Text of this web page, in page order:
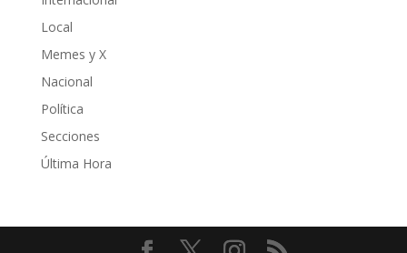
Local
Memes y X
Nacional
Política
Secciones
Última Hora